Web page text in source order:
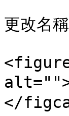
更改名
</